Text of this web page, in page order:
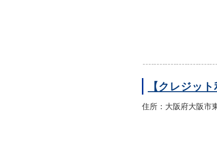
【クレジッ
住所：大阪府大阪市